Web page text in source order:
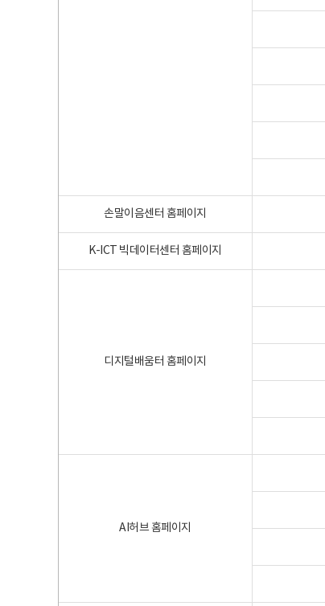
손말이음센터 홈페이지
K-ICT 빅데이터센터 홈페이지
디지털배움터 홈페이지
AI허브 홈페이지